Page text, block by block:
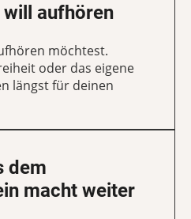
will aufhören
möchtest.
oder das eigene
längst für deinen
dem
macht weiter